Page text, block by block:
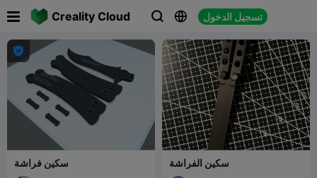
Creality Cloud   تسجيل الدخول
 

سكين فراشة سكين الفراشة